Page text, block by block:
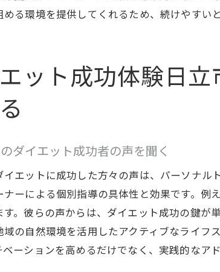
日立市での
日立市のダイエ
日立市の
パーソナル
地域社会
現地での
る環境を提供してくれるため、続けやすい
ット成功体験日
ダイエット成功者の声を聞く
イエットに成功した方々の声は、パーソナル
ナーによる個別指導の具体性と効果です。
す。彼らの声からは、ダイエット成功の鍵が
域の自然環境を活用したアクティブなライフ
ベーションを高めるだけでなく、実践的なア